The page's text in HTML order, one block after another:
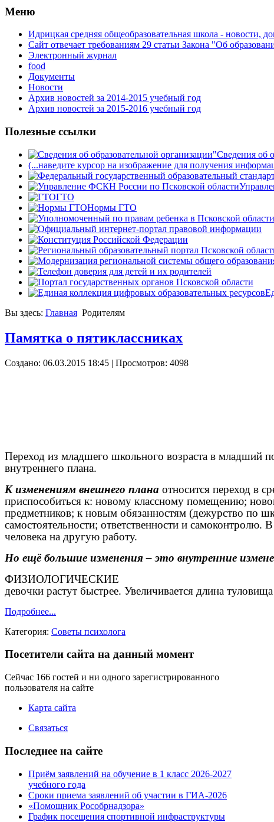
Мeню
Идрицкая средняя общеобразовательная школа - новости,
Сайт отвечает требованиям 29 cтатьи Закона "Об
Электронный журнал
food
Документы
Новости
Архив новостей за 2014-2015 учебный год
Архив новостей за 2015-2016 учебный год
Полезные ссылки
Сведения об
(...наведите курсор на изображение для получения
ГТО
Нормы ГТО
Вы здесь: Главная Родителям
Памятка о пятиклассниках
Создано: 06.03.2015 18:45 | Просмотров: 4098
Переход из младшего школьного возраста в младший
внутреннего плана.
К изменениям внешнего плана относится переход в
приспособиться к: новому классному помещению;
предметников; к новым обязанностям (дежурство по
самостоятельности; ответственности и самоконтролю.
человека на другую работу.
Но ещё большие изменения – это внутренние
девочки растут быстрее. Увеличивается длина
Подробнее...
Категория: Советы психолога
Посетители сайта на данный момент
Сейчас 166 гостей и ни одного зарегистрированного
пользователя на сайте
Карта сайта
Связаться
Последнее на сайте
Приём заявлений на обучение в 1 класс 2026-2027
учебного года
Сроки приема заявлений об участии в ГИА-2026
«Помощник Рособрнадзора»
График посещения спортивной инфраструктуры